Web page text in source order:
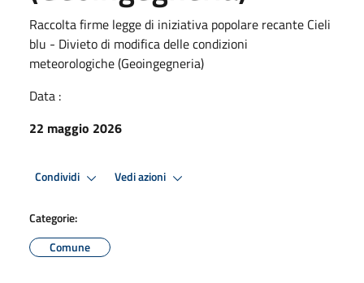
Raccolta firme legge di iniziativa popolare recante Cieli
blu - Divieto di modifica delle condizioni
meteorologiche (Geoingegneria)
Data :
22 maggio 2026
Condividi Vedi azioni
Categorie:
Comune